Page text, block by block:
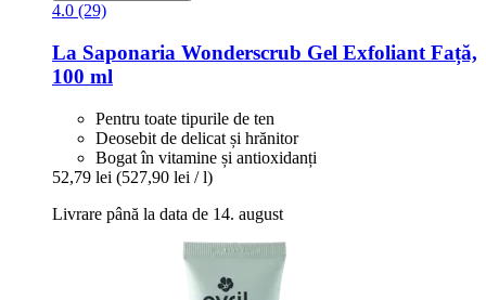
4.0 (29)
La Saponaria Wonderscrub Gel Exfoliant Față,
100 ml
Pentru toate tipurile de ten
Deosebit de delicat și hrănitor
Bogat în vitamine și antioxidanți
52,79 lei (527,90 lei / l)
Livrare până la data de 14. august